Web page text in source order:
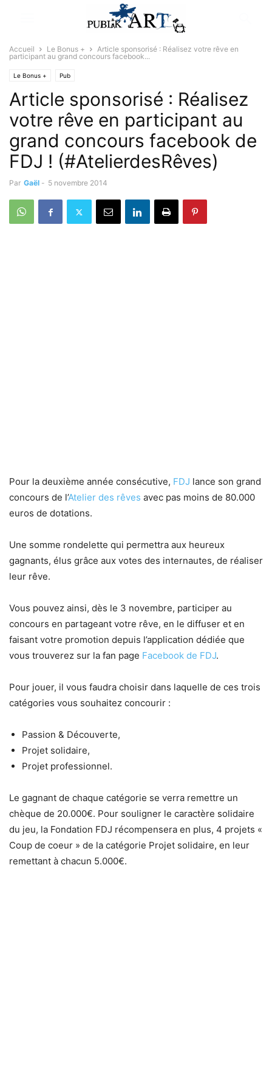
Accueil Le Bonus +
Article sponsorisé : Réalisez votre rêve en
participant au grand concours facebook...
Le Bonus + Pub
Article sponsorisé : Réalisez
votre rêve en participant au
grand concours facebook de
FDJ ! (#AtelierdesRêves)
Par Gaël - 5 novembre 2014
Pour la deuxième année consécutive, FDJ lance son grand
concours de l’Atelier des rêves avec pas moins de 80.000
euros de dotations.
Une somme rondelette qui permettra aux heureux
gagnants, élus grâce aux votes des internautes, de réaliser
leur rêve.
Vous pouvez ainsi, dès le 3 novembre, participer au
concours en partageant votre rêve, en le diffuser et en
faisant votre promotion depuis l’application dédiée que
vous trouverez sur la fan page Facebook de FDJ.
Pour jouer, il vous faudra choisir dans laquelle de ces trois
catégories vous souhaitez concourir :
Passion & Découverte,
Projet solidaire,
Projet professionnel.
Le gagnant de chaque catégorie se verra remettre un
chèque de 20.000€. Pour souligner le caractère solidaire
du jeu, la Fondation FDJ récompensera en plus, 4 projets «
Coup de coeur » de la catégorie Projet solidaire, en leur
remettant à chacun 5.000€.